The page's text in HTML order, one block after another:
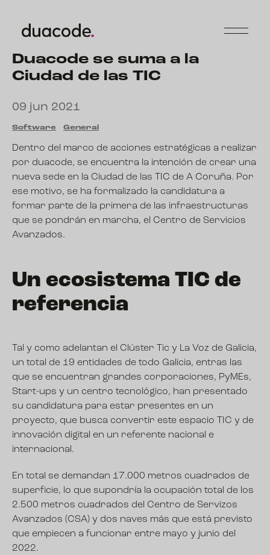
Duacode se suma a la
Ciudad de las TIC
09 jun 2021
Software General
Dentro del marco de acciones estratégicas a realizar
por duacode, se encuentra la intención de crear una
nueva sede en la Ciudad de las TIC de A Coruña. Por
ese motivo, se ha formalizado la candidatura a
formar parte de la primera de las infraestructuras
que se pondrán en marcha, el Centro de Servicios
Avanzados.
Un ecosistema TIC de
referencia
Tal y como adelantan el Clúster Tic y La Voz de Galicia,
un total de 19 entidades de todo Galicia, entras las
que se encuentran grandes corporaciones, PyMEs,
Start-ups y un centro tecnológico, han presentado
su candidatura para estar presentes en un
proyecto, que busca convertir este espacio TIC y de
innovación digital en un referente nacional e
internacional.
En total se demandan 17.000 metros cuadrados de
superficie, lo que supondría la ocupación total de los
2.500 metros cuadrados del Centro de Servizos
Avanzados (CSA) y dos naves más que está previsto
que empiecen a funcionar entre mayo y junio del
2022.